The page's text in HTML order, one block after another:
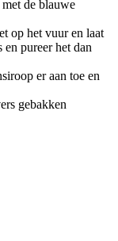
de blauwe
op het vuur en laat
en pureer het dan
er aan toe en
gebakken